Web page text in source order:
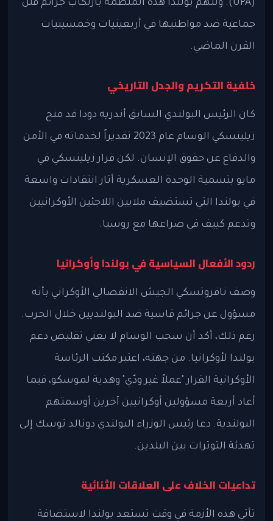
(UPA). وتتهم بولندا هذه المنظمة بارتكاب جرائم قتل
جماعية ضد مواطنيها في أربعينيات وخمسينيات
القرن الماضي.
خلفية التكريم والجدل التاريخي
كان الرئيس البولندي السابق أندريه دودا قد منح
زيلينسكي الوسام عام 2023 تقديراً لخدماته في الأمن
والدفاع عن حقوق الإنسان. لكن قرار زيلينسكي في
مايو بتسمية الوحدة العسكرية أثار انتقادات واسعة
في بولندا التي تستضيف ملايين اللاجئين الأوكرانيين
وتدعم كييف في صراعها مع روسيا.
ردود الأفعال السياسية في بولندا وأوكرانيا
وصف نافروتسكي الجيش الانفصالي الأوكراني بأنه
مسؤول عن جرائم قاسية ضد البولنديين خلال الحرب.
رغم ذلك، أكد أن سحب الوسام لا يعني تقليص دعم
بولندا لأوكرانيا. من جهته، اعتبر مكتب الرئاسة
الأوكرانية القرار "عملاً غير ودّي" وهدية لموسكو، فيما
أعاد أربعة مسؤولين أوكرانيين آخرين أوسمتهم
البولندية. دعا رئيس الوزراء البولندي دونالد توسك إلى
تهدئة التوترات بين البلدين.
تداعيات الخلاف على العلاقات الثنائية
تأتي هذه الأزمة في وقت تستعد بولندا لاستضافة